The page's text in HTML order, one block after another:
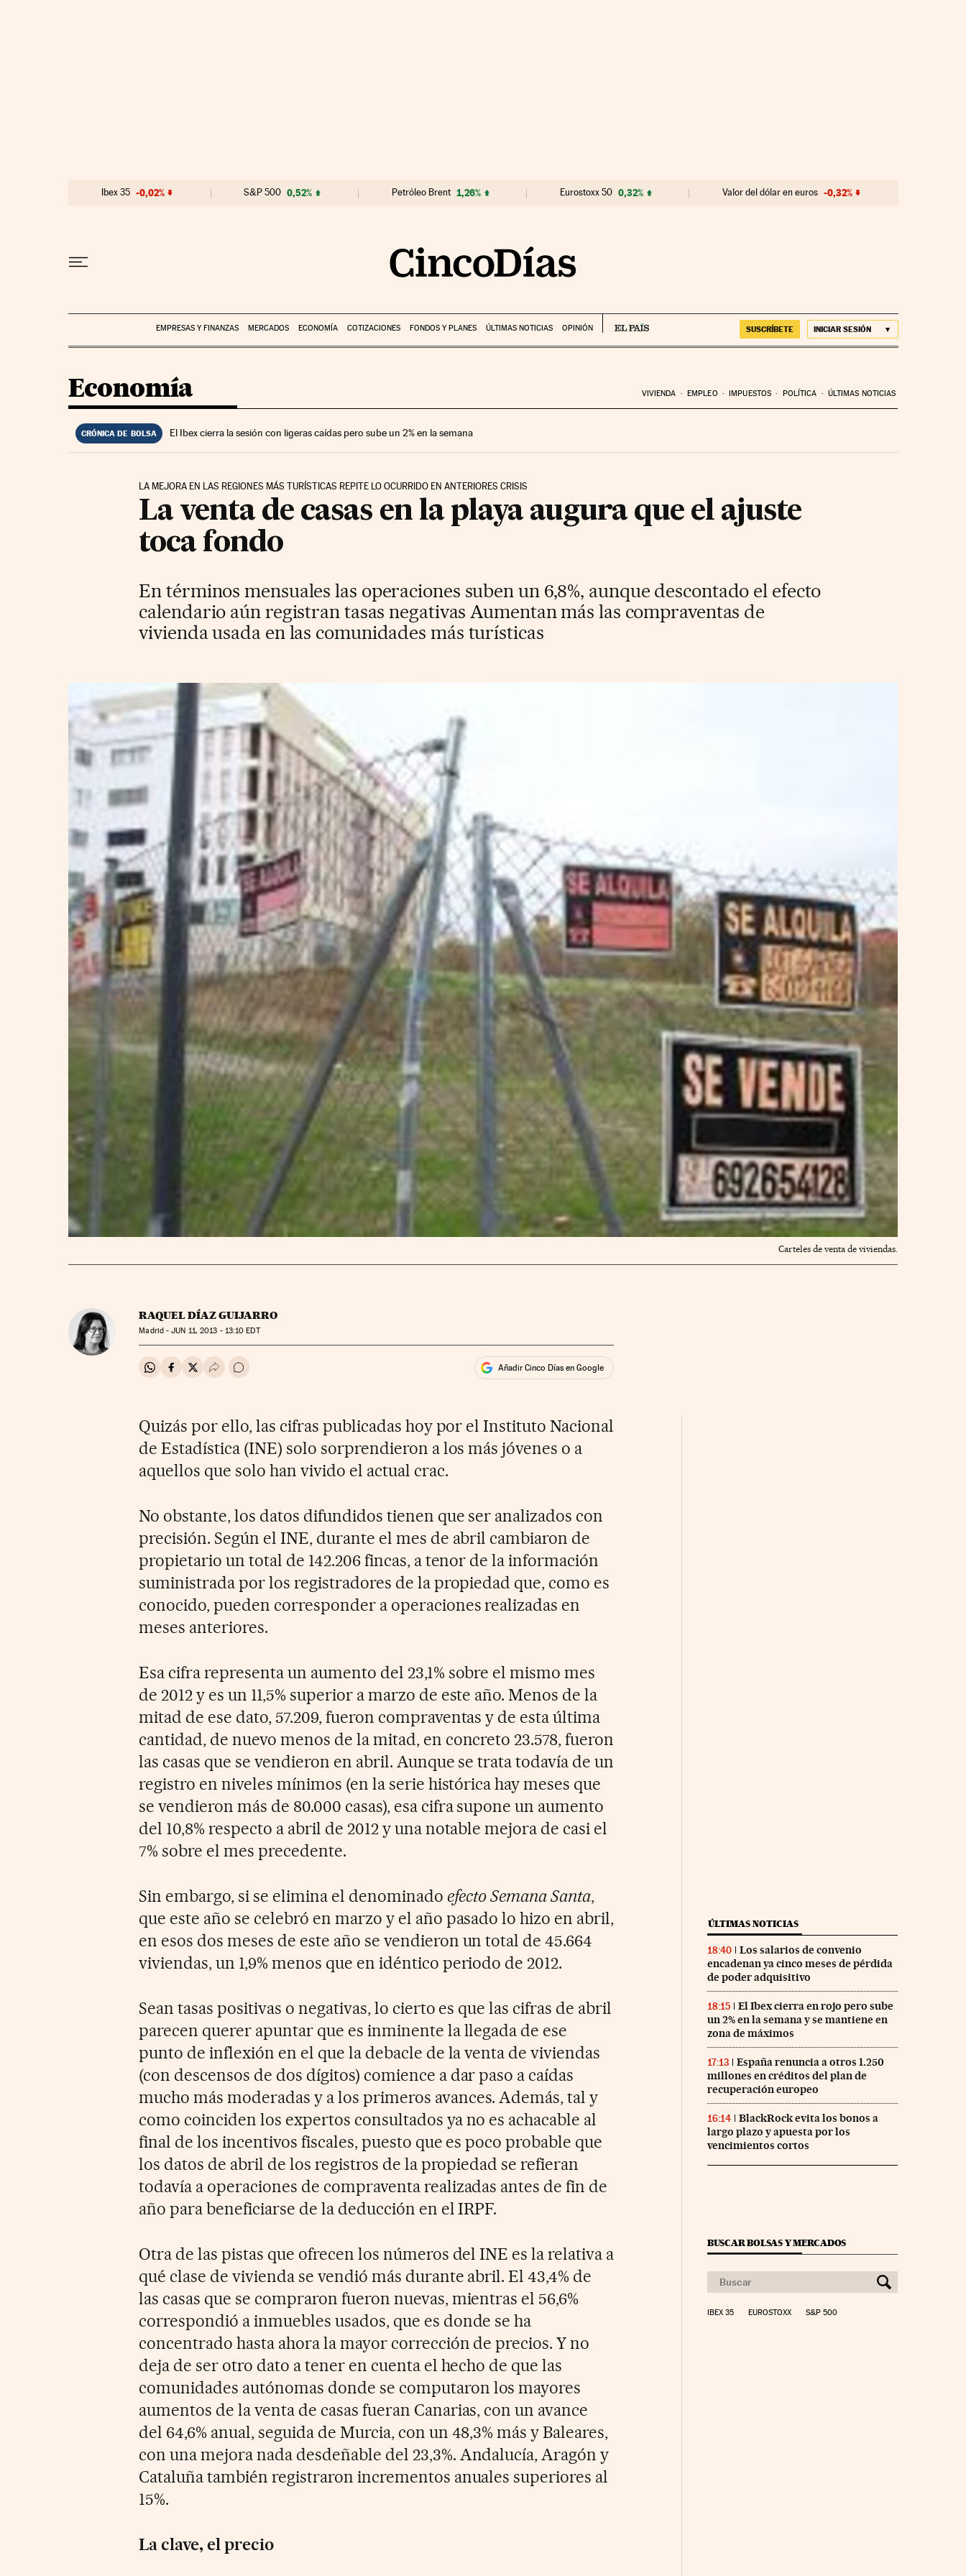
Ibex 35 -0,02% S&P 500 0,52% Petróleo Brent 1,26% Eurostoxx 50 0,32% Valor del dólar en euros -0,32%
EMPRESAS Y FINANZAS MERCADOS ECONOMÍA COTIZACIONES FONDOS Y PLANES ÚLTIMAS NOTICIAS OPINIÓN SUSCRÍBETE INICIAR SESIÓN
Economía VIVIENDA EMPLEO IMPUESTOS POLÍTICA ÚLTIMAS NOTICIAS
CRÓNICA DE BOLSA El Ibex cierra la sesión con ligeras caídas pero sube un 2% en la semana
LA MEJORA EN LAS REGIONES MÁS TURÍSTICAS REPITE LO OCURRIDO EN ANTERIORES CRISIS
La venta de casas en la playa augura que el ajuste
toca fondo
En términos mensuales las operaciones suben un 6,8%, aunque descontado el efecto
calendario aún registran tasas negativas Aumentan más las compraventas de
vivienda usada en las comunidades más turísticas
Carteles de venta de viviendas.
RAQUEL DÍAZ GUIJARRO
Madrid -JUN 11, 2013 - 13:10 EDT
Compartir en Whatsapp
Compartir en Facebook
Compartir en Twitter
Desplegar Redes Sociales
Ir a los comentarios Añadir Cinco Días en Google
Quizás por ello, las cifras publicadas hoy por el Instituto Nacional
de Estadística (INE) solo sorprendieron a los más jóvenes o a
aquellos que solo han vivido el actual crac.
No obstante, los datos difundidos tienen que ser analizados con
precisión. Según el INE, durante el mes de abril cambiaron de
propietario un total de 142.206 fincas, a tenor de la información
suministrada por los registradores de la propiedad que, como es
conocido, pueden corresponder a operaciones realizadas en
meses anteriores.
Esa cifra representa un aumento del 23,1% sobre el mismo mes
de 2012 y es un 11,5% superior a marzo de este año. Menos de la
mitad de ese dato, 57.209, fueron compraventas y de esta última
cantidad, de nuevo menos de la mitad, en concreto 23.578, fueron
las casas que se vendieron en abril. Aunque se trata todavía de un
registro en niveles mínimos (en la serie histórica hay meses que
se vendieron más de 80.000 casas), esa cifra supone un aumento
del 10,8% respecto a abril de 2012 y una notable mejora de casi el
7% sobre el mes precedente.
Sin embargo, si se elimina el denominado efecto Semana Santa,
que este año se celebró en marzo y el año pasado lo hizo en abril,
en esos dos meses de este año se vendieron un total de 45.664
viviendas, un 1,9% menos que en idéntico periodo de 2012.
Sean tasas positivas o negativas, lo cierto es que las cifras de abril
parecen querer apuntar que es inminente la llegada de ese
punto de inflexión en el que la debacle de la venta de viviendas
(con descensos de dos dígitos) comience a dar paso a caídas
mucho más moderadas y a los primeros avances. Además, tal y
como coinciden los expertos consultados ya no es achacable al
final de los incentivos fiscales, puesto que es poco probable que
los datos de abril de los registros de la propiedad se refieran
todavía a operaciones de compraventa realizadas antes de fin de
año para beneficiarse de la deducción en el IRPF.
Otra de las pistas que ofrecen los números del INE es la relativa a
qué clase de vivienda se vendió más durante abril. El 43,4% de
las casas que se compraron fueron nuevas, mientras el 56,6%
correspondió a inmuebles usados, que es donde se ha
concentrado hasta ahora la mayor corrección de precios. Y no
deja de ser otro dato a tener en cuenta el hecho de que las
comunidades autónomas donde se computaron los mayores
aumentos de la venta de casas fueran Canarias, con un avance
del 64,6% anual, seguida de Murcia, con un 48,3% más y Baleares,
con una mejora nada desdeñable del 23,3%. Andalucía, Aragón y
Cataluña también registraron incrementos anuales superiores al
15%.
La clave, el precio
ÚLTIMAS NOTICIAS
18:40
Los salarios de convenio
encadenan ya cinco meses de pérdida
de poder adquisitivo
18:15
El Ibex cierra en rojo pero sube
un 2% en la semana y se mantiene en
zona de máximos
17:13
España renuncia a otros 1.250
millones en créditos del plan de
recuperación europeo
16:14
BlackRock evita los bonos a
largo plazo y apuesta por los
vencimientos cortos
BUSCAR BOLSAS Y MERCADOS
IBEX 35 EUROSTOXX S&P 500